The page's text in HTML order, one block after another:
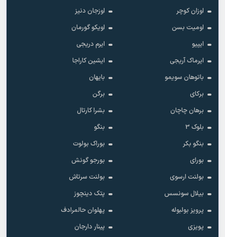
اوزان کوچر
اوزجان دنیز
اومیت بسن
اویکو گورمان
ایپیو
ایرم دریجی
ایرماک آریجی
ایشین کاراجا
باتوهان سویمو
بایهان
برکای
برگن
برهان چاچان
بشرا کارتال
بلوک 3
بنگو
بنگو بکر
بوراک بولوت
بورای
بورجو گونش
بولنت ارسوی
بولنت سرتاش
بیلال سونسس
پتک دینچوز
پرویز بولبوله
پهلوان حالمرادف
پویزی
پینار دارجان